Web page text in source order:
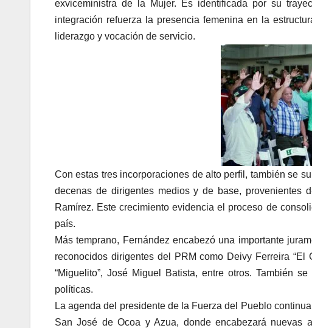
exviceministra de la Mujer. Es identificada por su
integración refuerza la presencia femenina en la
liderazgo y vocación de servicio.
Con estas tres incorporaciones de alto perfil, también se
decenas de dirigentes medios y de base, provenientes
Ramírez. Este crecimiento evidencia el proceso de
país.
Más temprano, Fernández encabezó una importante
reconocidos dirigentes del PRM como Deivy Ferreira “El
“Miguelito”, José Miguel Batista, entre otros. También
políticas.
La agenda del presidente de la Fuerza del Pueblo
San José de Ocoa y Azua, donde encabezará nuevas